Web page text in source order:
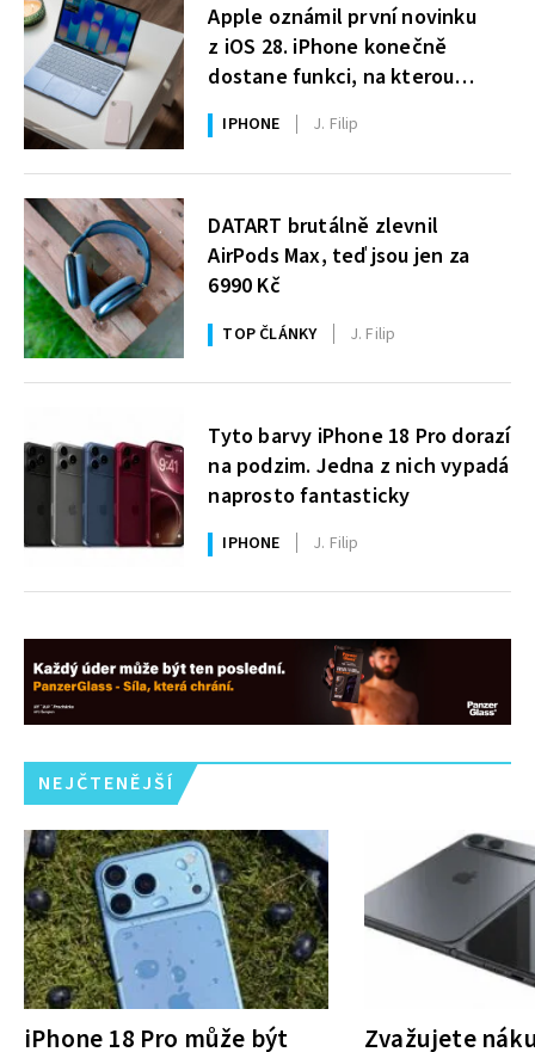
Apple oznámil první novinku
z iOS 28. iPhone konečně
dostane funkci, na kterou
uživatelé Windows čekají roky
IPHONE J. Filip
DATART brutálně zlevnil
AirPods Max, teď jsou jen za
6990 Kč
TOP ČLÁNKY J. Filip
Tyto barvy iPhone 18 Pro dorazí
na podzim. Jedna z nich vypadá
naprosto fantasticky
IPHONE J. Filip
NEJČTENĚJŠÍ
iPhone 18 Pro může být Zvažujete